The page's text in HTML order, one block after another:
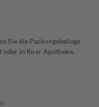
Sie die Packungsbeilage
oder in Ihrer Apotheke.